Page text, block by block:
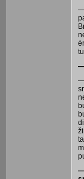
—
—
—
—